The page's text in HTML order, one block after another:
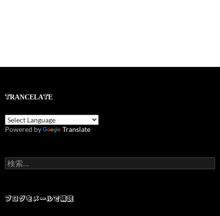
TRANCELATE
Powered by Translate
検
索:
ブログをメールで購読